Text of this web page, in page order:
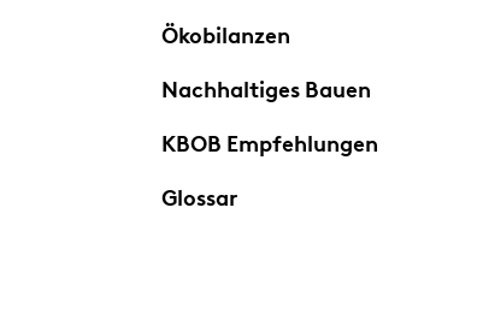
Ökobilanzen
Nachhaltiges Bauen
KBOB Empfehlungen
Glossar